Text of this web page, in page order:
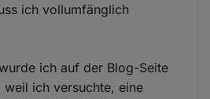
ich vollumfänglich
ich auf der Blog-Seite
ich versuchte, eine